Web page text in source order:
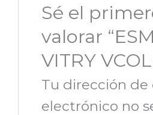
Sé el
valorar
VITRY
Tu dirección de
electrónico no